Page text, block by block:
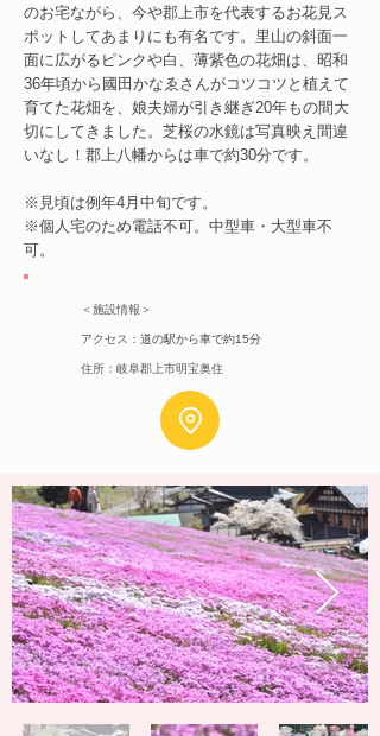
のお宅ながら、今や郡上市を代表するお花見ス
ポットしてあまりにも有名です。里山の斜面一
面に広がるピンクや白、薄紫色の花畑は、昭和
36年頃から國田かなゑさんがコツコツと植えて
育てた花畑を、娘夫婦が引き継ぎ20年もの間大
切にしてきました。芝桜の水鏡は写真映え間違
いなし！郡上八幡からは車で約30分です。
※見頃は例年4月中旬です。
※個人宅のため電話不可。中型車・大型車不
可。
＜施設情報＞
アクセス： 道の駅から車で約15分
住所：岐阜郡上市明宝​奥住